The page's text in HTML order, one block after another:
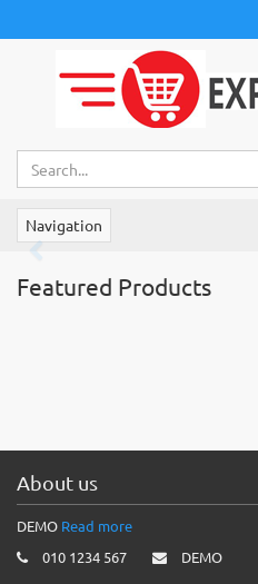
Navigation
Previous
Featured Products
About us
DEMO Read more
010 1234 567
DEMO